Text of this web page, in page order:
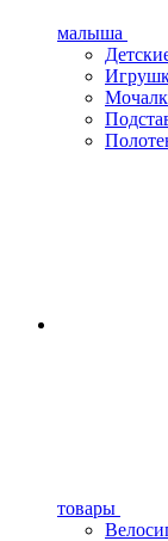
малыша
товары